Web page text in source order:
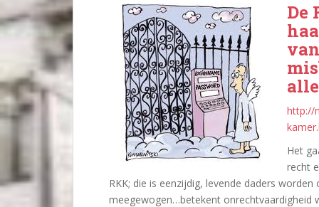
t
e
De
http://
Het
recht
RKK; die is eenzijdig, levende daders
meegewogen…betekent onrechtvaardigheid